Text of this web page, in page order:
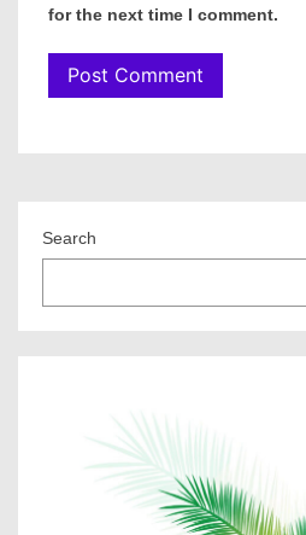
for the next time I comment.
Search